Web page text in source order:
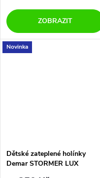
ZOBRAZIT
Novinka
Dětské zateplené holínky
Demar STORMER LUX